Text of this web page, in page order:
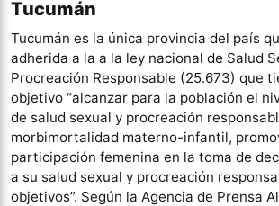
Tucumán
Tucumán es la única provincia del país
adherida a la a la ley nacional de Salud
Procreación Responsable (25.673) que
objetivo “alcanzar para la población el
de salud sexual y procreación
morbimortalidad materno-infantil,
participación femenina en la toma de
a su salud sexual y procreación
objetivos”. Según la Agencia de Prensa